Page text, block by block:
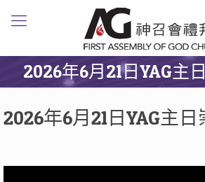
2026年6月21日YAG主
2026年6月21日YAG主日